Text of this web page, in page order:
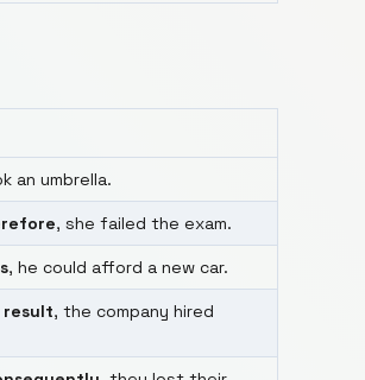
an umbrella.
, she failed the exam.
, he could afford a new car.
result, the company hired